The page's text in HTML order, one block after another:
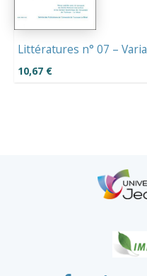
Littératures n° 07 – Varia
10,67 €